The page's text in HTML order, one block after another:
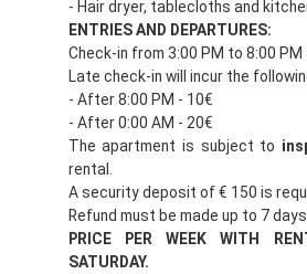
- Hair dryer, tablecloths and
ENTRIES AND DEPARTURES:
Check-in from 3:00 PM to 8:00
Late check-in will incur the
- After 8:00 PM - 10€
- After 0:00 AM - 20€
The apartment is subject to
rental.
A security deposit of € 150 is
Refund must be made up to 7
PRICE PER WEEK WITH
SATURDAY.